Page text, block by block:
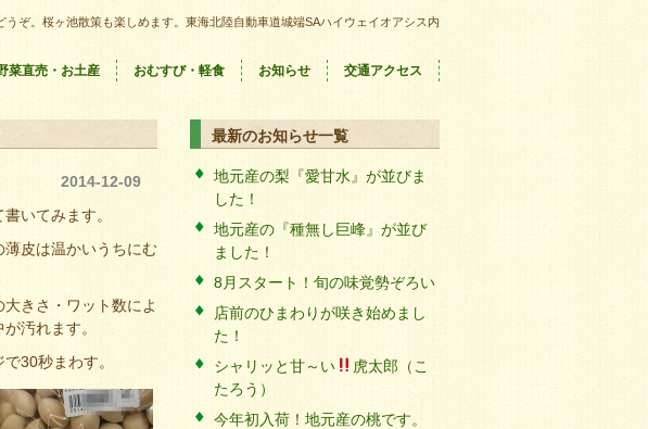
ぞ。桜ヶ池散策も楽しめます。東海北陸自動車道城端SAハイウェイオアシス内
菜直売・お土産 おむすび・軽食 お知らせ 交通アクセス
2014-12-09
いてみます。
皮は温かいうちにむ
きさ・ワット数によ
汚れます。
30秒まわす。
最新のお知らせ一覧
地元産の梨『愛甘水』が並びま
した！
地元産の『種無し巨峰』が並び
ました！
8月スタート！旬の味覚勢ぞろい
店前のひまわりが咲き始めまし
た！
シャリッと甘～い
虎太郎（こ
たろう）
今年初入荷！地元産の桃です。